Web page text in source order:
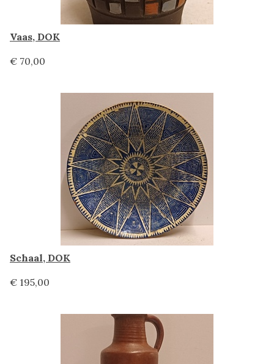
Vaas, DOK
€ 70,00
Schaal, DOK
€ 195,00